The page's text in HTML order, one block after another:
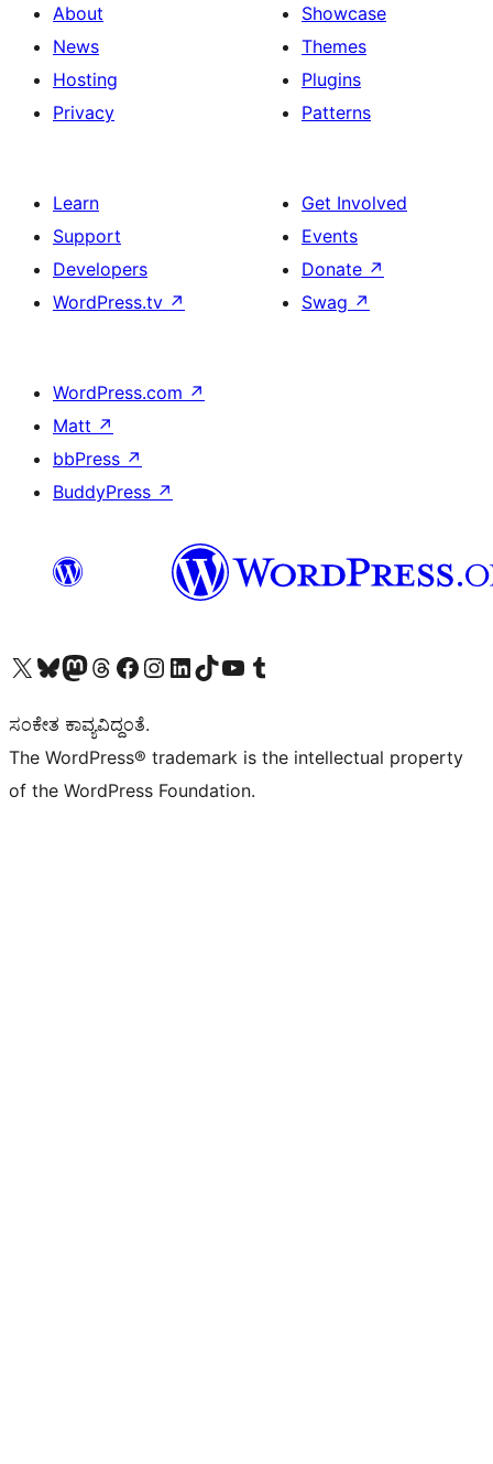
About
News
Hosting
Privacy
Showcase
Themes
Plugins
Patterns
Learn
Support
Developers
WordPress.tv ↗
Get Involved
Events
Donate ↗
Swag ↗
WordPress.com ↗
Matt ↗
bbPress ↗
BuddyPress ↗
Visit our X (formerly Twitter) account
Visit our Bluesky account
Visit our Mastodon account
Visit our Threads account
Visit our Facebook page
Visit our Instagram account
Visit our LinkedIn account
Visit our TikTok account
Visit our YouTube channel
Visit our Tumblr account
ಸಂಕೇತ ಕಾವ್ಯವಿದ್ದಂತೆ.
The WordPress® trademark is the intellectual property
of the WordPress Foundation.